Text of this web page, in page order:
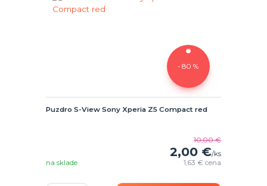
- 80 %
Puzdro S-View Sony Xperia Z5 Compact red
10,00 €
2,00 €/ks
1,63 €cena
na sklade